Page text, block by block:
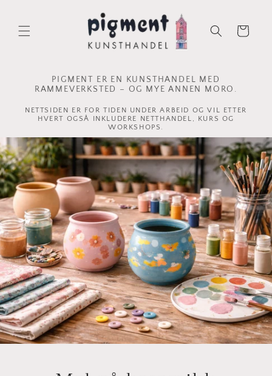
innholdet
Handlekurv
PIGMENT ER EN KUNSTHANDEL MED
RAMMEVERKSTED – OG MYE ANNEN MORO.
NETTSIDEN ER FOR TIDEN UNDER ARBEID OG VIL ETTER
HVERT OGSÅ INKLUDERE NETTHANDEL, KURS OG
WORKSHOPS.